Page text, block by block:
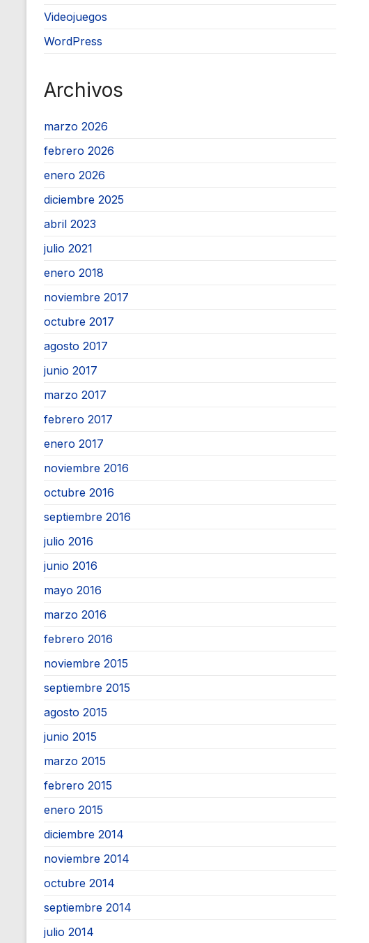
Videojuegos
WordPress
Archivos
marzo 2026
febrero 2026
enero 2026
diciembre 2025
abril 2023
julio 2021
enero 2018
noviembre 2017
octubre 2017
agosto 2017
junio 2017
marzo 2017
febrero 2017
enero 2017
noviembre 2016
octubre 2016
septiembre 2016
julio 2016
junio 2016
mayo 2016
marzo 2016
febrero 2016
noviembre 2015
septiembre 2015
agosto 2015
junio 2015
marzo 2015
febrero 2015
enero 2015
diciembre 2014
noviembre 2014
octubre 2014
septiembre 2014
julio 2014